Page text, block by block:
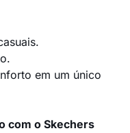
em um único
com o Skechers